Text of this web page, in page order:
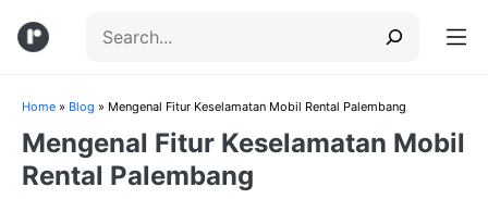
Menu
Home » Blog » Mengenal Fitur Keselamatan Mobil Rental Palembang
Mengenal Fitur Keselamatan Mobil
Rental Palembang